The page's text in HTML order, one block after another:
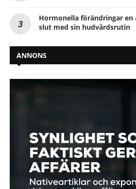
Hormonella förändringar en
slut med sin hudvårdsrutin
ANNONS